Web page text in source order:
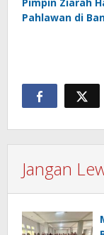
Pahlawan di
Jangan